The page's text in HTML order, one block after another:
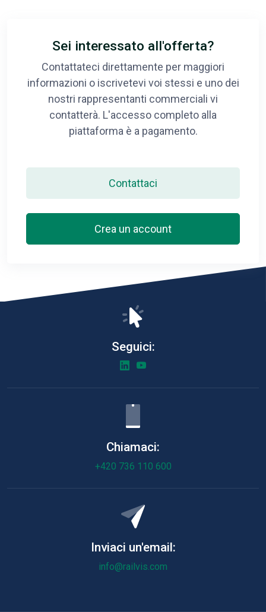
Sei interessato all'offerta?
Contattateci direttamente per maggiori
informazioni o iscrivetevi voi stessi e uno dei
nostri rappresentanti commerciali vi
contatterà. L'accesso completo alla
piattaforma è a pagamento.
Contattaci
Crea un account
Seguici:
Chiamaci:
+420 736 110 600
Inviaci un'email:
info@railvis.com